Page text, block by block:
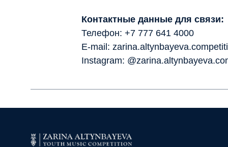
Контактные данные для связи:
Телефон: +7 777 641 4000
E-mail:
Instagram: